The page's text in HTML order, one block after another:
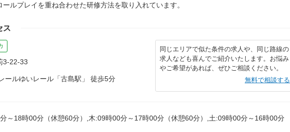
ルプレイを重ね合わせた研修方法を取り入れています。
ス
3-22-33
ールゆいレール「古島駅」 徒歩5分
同じエリアで似た条件の求人や、同じ路線の
求人なども喜んでご紹介いたします。お悩み
やご希望があれば、ぜひご相談ください。
無料で相談する
～18時00分（休憩60分）,木:09時00分～17時00分（休憩60分）,土:09時00分～16時00分